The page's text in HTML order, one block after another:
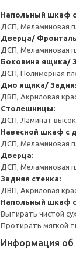
Напольный шкаф
ДСП, Меламиновая
Дверца/
ДСП, Меламиновая
Боковина ящика/
ДСП, Полимерная
Дно ящика/
ДВП, Акриловая
Столешницы:
ДСП, Ламинат
Навесной шкаф с
ДСП, Меламиновая
Дверца:
ДСП, Меламиновая
Задняя стенка:
ДВП, Акриловая
Напольный шкаф
Вытирать чистой
Протирать мягкой
Информация об